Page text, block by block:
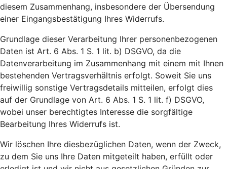
diesem Zusammenhang, insbesondere der Übersendung
einer Eingangsbestätigung Ihres Widerrufs.
Grundlage dieser Verarbeitung Ihrer personenbezogenen
Daten ist Art. 6 Abs. 1 S. 1 lit. b) DSGVO, da die
Datenverarbeitung im Zusammenhang mit einem mit Ihnen
bestehenden Vertragsverhältnis erfolgt. Soweit Sie uns
freiwillig sonstige Vertragsdetails mitteilen, erfolgt dies
auf der Grundlage von Art. 6 Abs. 1 S. 1 lit. f) DSGVO,
wobei unser berechtigtes Interesse die sorgfältige
Bearbeitung Ihres Widerrufs ist.
Wir löschen Ihre diesbezüglichen Daten, wenn der Zweck,
zu dem Sie uns Ihre Daten mitgeteilt haben, erfüllt oder